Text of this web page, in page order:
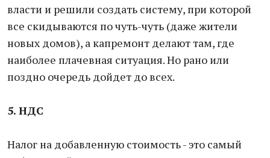
власти и решили создать систему, при которой
все скидываются по чуть-чуть (даже жители
новых домов), а капремонт делают там, где
наиболее плачевная ситуация. Но рано или
поздно очередь дойдет до всех.
5. НДС
Налог на добавленную стоимость - это самый